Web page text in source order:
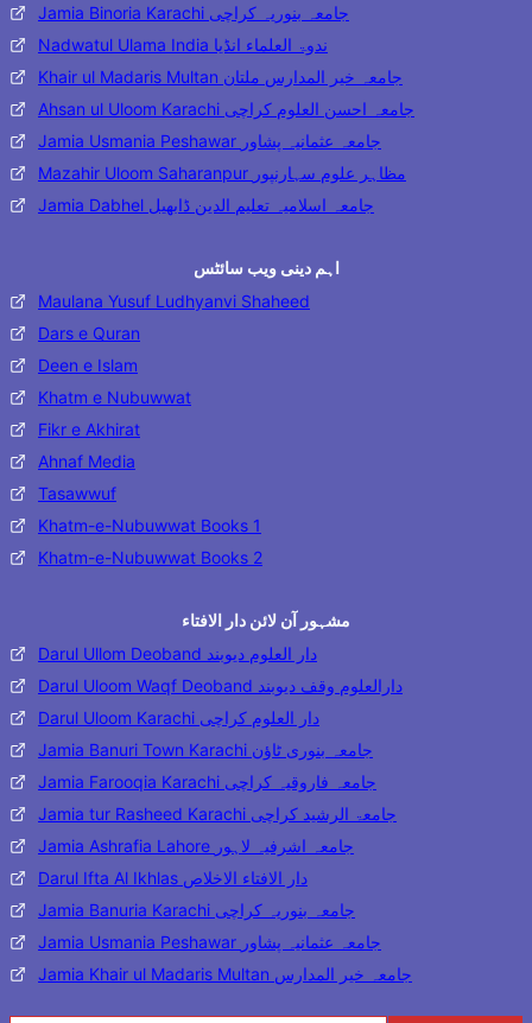
Jamia Binoria Karachi جامعہ بنوریہ کراچی
Nadwatul Ulama India ندوۃ العلماء انڈیا
Khair ul Madaris Multan جامعہ خیر المدارس ملتان
Ahsan ul Uloom Karachi جامعہ احسن العلوم کراچی
Jamia Usmania Peshawar جامعہ عثمانیہ پشاور
Mazahir Uloom Saharanpur مظاہر علوم سہارنپور
Jamia Dabhel جامعہ اسلامیہ تعلیم الدین ڈابھیل
اہم دینی ویب سائٹس
Maulana Yusuf Ludhyanvi Shaheed
Dars e Quran
Deen e Islam
Khatm e Nubuwwat
Fikr e Akhirat
Ahnaf Media
Tasawwuf
Khatm-e-Nubuwwat Books 1
Khatm-e-Nubuwwat Books 2
مشہور آن لائن دار الافتاء
Darul Ullom Deoband دار العلوم دیوبند
Darul Uloom Waqf Deoband دارالعلوم وقف دیوبند
Darul Uloom Karachi دار العلوم کراچی
Jamia Banuri Town Karachi جامعہ بنوری ٹاؤن
Jamia Farooqia Karachi جامعہ فاروقیہ کراچی
Jamia tur Rasheed Karachi جامعۃ الرشید کراچی
Jamia Ashrafia Lahore جامعہ اشرفیہ لاہور
Darul Ifta Al Ikhlas دار الافتاء الاخلاص
Jamia Banuria Karachi جامعہ بنوریہ کراچی
Jamia Usmania Peshawar جامعہ عثمانیہ پشاور
Jamia Khair ul Madaris Multan جامعہ خیر المدارس
Type your email…